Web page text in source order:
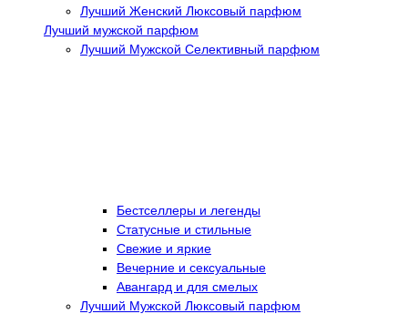
Лучший Женский Люксовый парфюм
Лучший мужской парфюм
Лучший Мужской Селективный парфюм
Бестселлеры и легенды
Статусные и стильные
Свежие и яркие
Вечерние и сексуальные
Авангард и для смелых
Лучший Мужской Люксовый парфюм